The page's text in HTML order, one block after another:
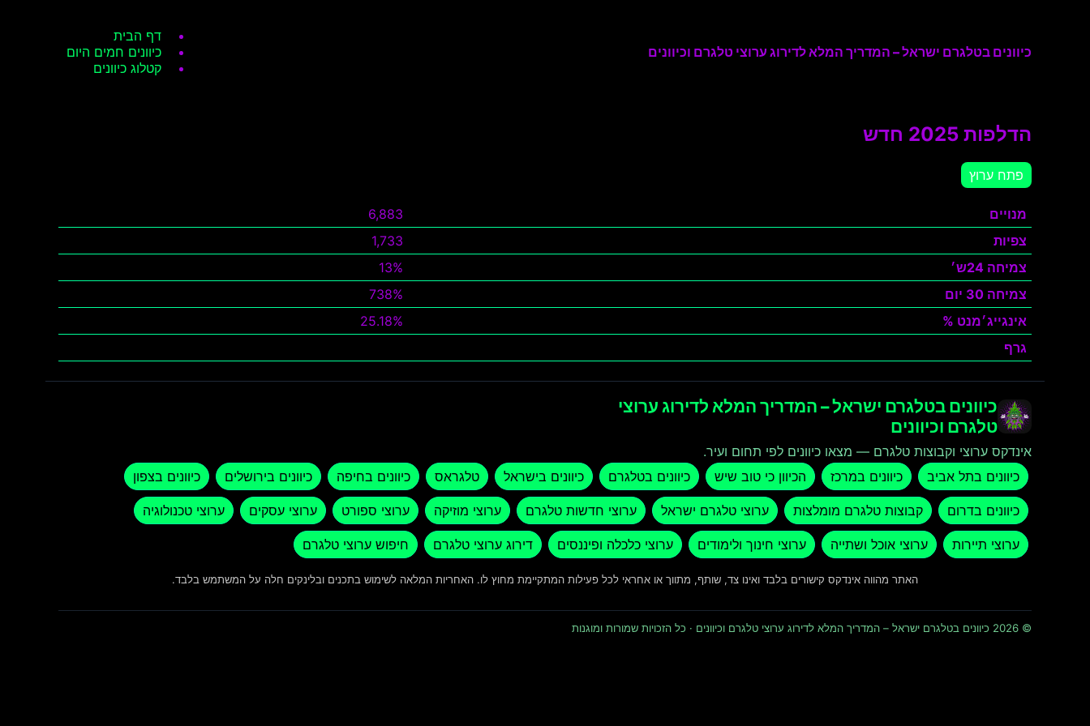
כיוונים בטלגרם ישראל – המדריך המלא לדירוג ערוצי טלגרם וכיוונים
דף הבית
כיוונים חמים היום
קטלוג כיוונים
הדלפות 2025 חדש
פתח ערוץ
מנויים
6,883
צפיות
1,733
צמיחה 24ש׳
13%
צמיחה 30 יום
738%
אינגייג׳מנט %
25.18%
גרף
כיוונים בטלגרם ישראל – המדריך המלא לדירוג ערוצי
טלגרם וכיוונים
אינדקס ערוצי וקבוצות טלגרם — מצאו כיוונים לפי תחום ועיר.
כיוונים בתל אביב
כיוונים במרכז הכיוון כי טוב שיש כיוונים בטלגרם כיוונים בישראל טלגראס כיוונים בחיפה כיוונים בירושלים כיוונים בצפון
כיוונים בדרום קבוצות טלגרם מומלצות ערוצי טלגרם ישראל ערוצי חדשות טלגרם ערוצי מוזיקה ערוצי ספורט ערוצי עסקים ערוצי טכנולוגיה
ערוצי תיירות ערוצי אוכל ושתייה ערוצי חינוך ולימודים ערוצי כלכלה ופיננסים דירוג ערוצי טלגרם חיפוש ערוצי טלגרם
האתר מהווה אינדקס קישורים בלבד ואינו צד, שותף, מתווך או אחראי לכל פעילות המתקיימת מחוץ לו. האחריות המלאה לשימוש בתכנים ובלינקים חלה על המשתמש בלבד.
© 2026 כיוונים בטלגרם ישראל – המדריך המלא לדירוג ערוצי טלגרם וכיוונים · כל הזכויות שמורות ומוגנות